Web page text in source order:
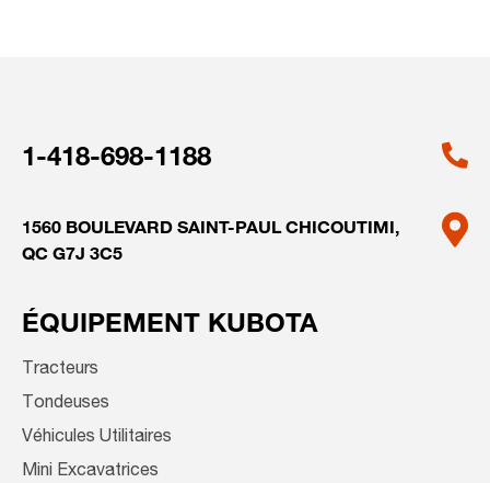
1-418-698-1188
1560 BOULEVARD SAINT-PAULCHICOUTIMI,
QC G7J 3C5
ÉQUIPEMENT KUBOTA
Tracteurs
Tondeuses
Véhicules Utilitaires
Mini Excavatrices